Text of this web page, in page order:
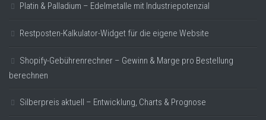
Platin & Palladium – Edelmetalle mit Industriepotenzial
Restposten-Kalkulator-Widget für die eigene Website
Shopify-Gebührenrechner – Gewinn & Marge pro Bestellung
berechnen
Silberpreis aktuell – Entwicklung, Charts & Prognose